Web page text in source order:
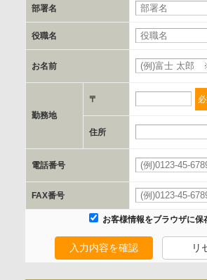
c.第三者への提供の手段または手法
書類の送付又は電子的な方法
d.提供先および管理者
当社とイベント/セミナーを共同で開催する
e.個人情報取り扱いに関する契約
当社と当該企業/団体とは、個人情報取扱に
を行います。
委託の有無
部署名
役職名
お名前
勤務地
〒
住所
電話番号
FAX番号
お客様情報をブラウザに保
入力内容を確認 リ